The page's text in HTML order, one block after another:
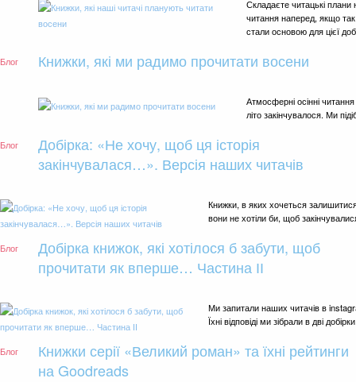
Складаєте читацькі
читання наперед, якщо
стали основою для цієї
Блог Книжки, які ми радимо прочитати восени
Атмосферні осінні
літо закінчувалося. Ми
Блог
Добірка: «Не хочу, щоб ця історія
закінчувалася…». Версія наших читачів
Книжки, в яких хочеться
вони не хотіли би, щоб
Блог
Добірка книжок, які хотілося б забути, щоб
прочитати як вперше… Частина ІІ
Ми запитали наших читачів в
Їхні відповіді ми зібрали в дві
Блог
Книжки серії «Великий роман» та їхні рейтинги
на Goodreads